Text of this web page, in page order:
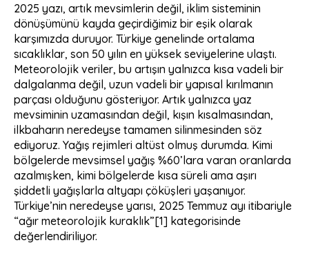
2025 yazı, artık mevsimlerin değil, iklim sisteminin
dönüşümünü kayda geçirdiğimiz bir eşik olarak
karşımızda duruyor. Türkiye genelinde ortalama
sıcaklıklar, son 50 yılın en yüksek seviyelerine ulaştı.
Meteorolojik veriler, bu artışın yalnızca kısa vadeli bir
dalgalanma değil, uzun vadeli bir yapısal kırılmanın
parçası olduğunu gösteriyor. Artık yalnızca yaz
mevsiminin uzamasından değil, kışın kısalmasından,
ilkbaharın neredeyse tamamen silinmesinden söz
ediyoruz. Yağış rejimleri altüst olmuş durumda. Kimi
bölgelerde mevsimsel yağış %60’lara varan oranlarda
azalmışken, kimi bölgelerde kısa süreli ama aşırı
şiddetli yağışlarla altyapı çöküşleri yaşanıyor.
Türkiye’nin neredeyse yarısı, 2025 Temmuz ayı itibariyle
“ağır meteorolojik kuraklık”[1] kategorisinde
değerlendiriliyor.